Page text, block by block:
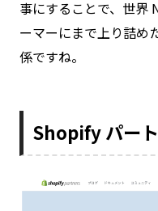
事にすることで、世界
ーマーにまで上り詰め
係ですね。
Shopify パー